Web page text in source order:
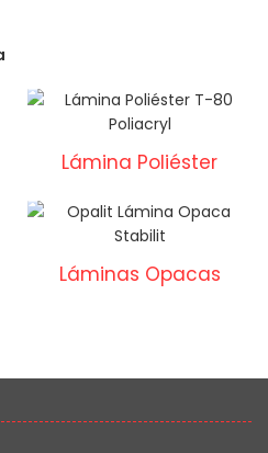
Lámina Poliéster
Láminas Opacas